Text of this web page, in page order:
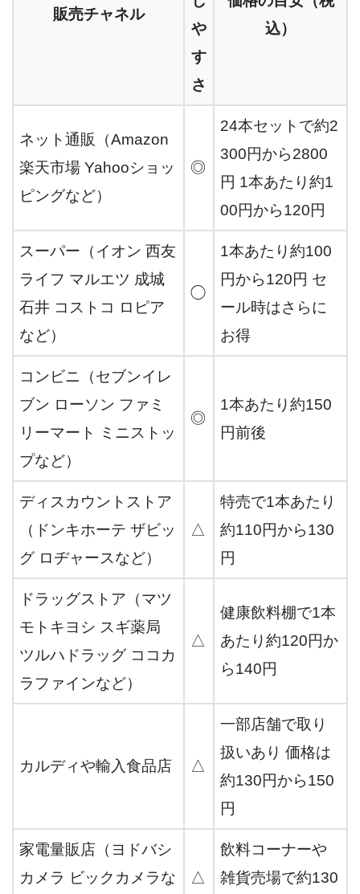
販売チャネル
や
す
さ
込）
ネット通販（Amazon
楽天市場 Yahooショッ
ピングなど）
◎
24本セットで約2
300円から2800
円 1本あたり約1
00円から120円
スーパー（イオン 西友
ライフ マルエツ 成城
石井 コストコ ロピア
など）
◯
1本あたり約100
円から120円 セ
ール時はさらに
お得
コンビニ（セブンイレ
ブン ローソン ファミ
リーマート ミニストッ
プなど）
◎
1本あたり約150
円前後
ディスカウントストア
（ドンキホーテ ザビッ
グ ロヂャースなど）
△
特売で1本あたり
約110円から130
円
ドラッグストア（マツ
モトキヨシ スギ薬局
ツルハドラッグ ココカ
ラファインなど）
△
健康飲料棚で1本
あたり約120円か
ら140円
カルディや輸入食品店 △
一部店舗で取り
扱いあり 価格は
約130円から150
円
家電量販店（ヨドバシ
カメラ ビックカメラな
△
飲料コーナーや
雑貨売場で約130